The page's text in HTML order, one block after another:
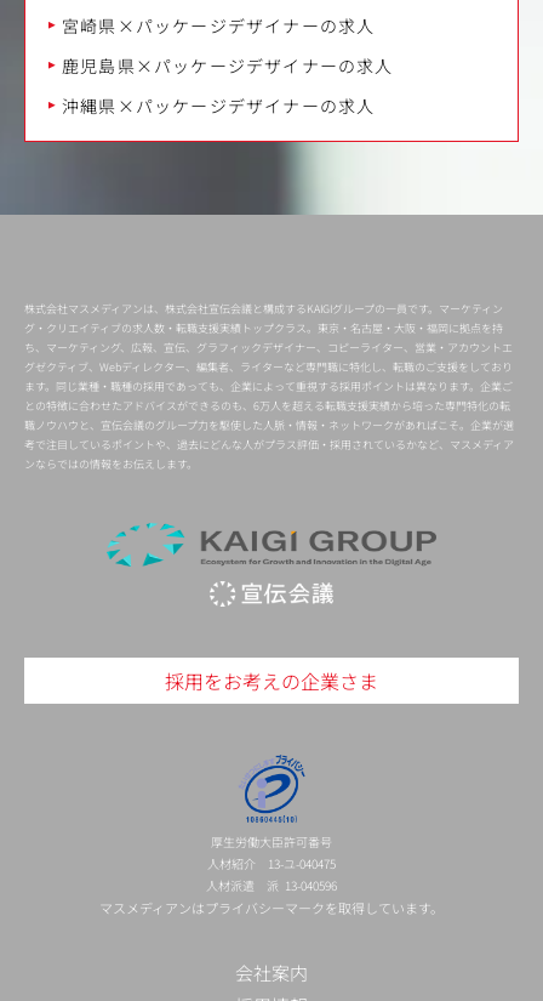
宮崎県×パッケージデザイナーの求人
鹿児島県×パッケージデザイナーの求人
沖縄県×パッケージデザイナーの求人
株式会社マスメディアンは、株式会社宣伝会議と構成するKAIGIグループの一員です。マーケティン
グ・クリエイティブの求人数・転職支援実績トップクラス。東京・名古屋・大阪・福岡に拠点を持
ち、マーケティング、広報、宣伝、グラフィックデザイナー、コピーライター、営業・アカウントエ
グゼクティブ、Webディレクター、編集者、ライターなど専門職に特化し、転職のご支援をしており
ます。同じ業種・職種の採用であっても、企業によって重視する採用ポイントは異なります。企業ご
との特徴に合わせたアドバイスができるのも、6万人を超える転職支援実績から培った専門特化の転
職ノウハウと、宣伝会議のグループ力を駆使した人脈・情報・ネットワークがあればこそ。企業が選
考で注目しているポイントや、過去にどんな人がプラス評価・採用されているかなど、マスメディア
ンならではの情報をお伝えします。
採用をお考えの企業さま
厚生労働大臣許可番号
人材紹介 13-ユ-040475
人材派遣 派 13-040596
マスメディアンはプライバシーマークを取得しています。
会社案内